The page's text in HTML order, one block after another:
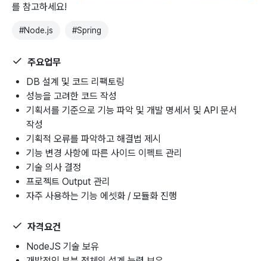
를 참고하세요!
#Node.js #Spring
주요업무
DB 설계 및 코드 리팩토링
성능을 고려한 코드 작성
기획서를 기준으로 기능 파악 및 개발 명세서 및 API 문서
작성
기획적 오류를 파악하고 해결법 제시
기능 변경 사항에 따른 사이드 이펙트 관리
기술 의사 결정
프로젝트 Output 관리
자주 사용하는 기능 에셋화 / 모듈화 진행
자격요건
NodeJS 기술 보유